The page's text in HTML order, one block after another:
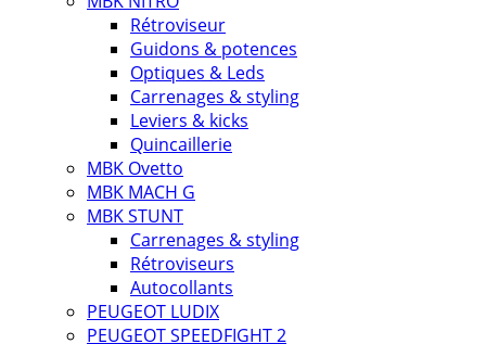
Rétroviseur
Guidons & potences
Optiques & Leds
Carrenages & styling
Leviers & kicks
Quincaillerie
MBK Ovetto
MBK MACH G
MBK STUNT
Carrenages & styling
Rétroviseurs
Autocollants
PEUGEOT LUDIX
PEUGEOT SPEEDFIGHT 2